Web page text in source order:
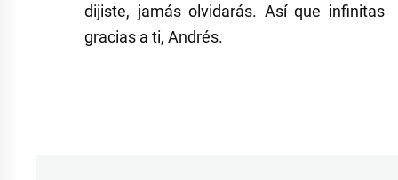
dijiste, jamás olvidarás. Así que infinitas
gracias a ti, Andrés.